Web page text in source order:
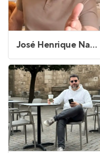
José Henrique Nascimento dos Santos